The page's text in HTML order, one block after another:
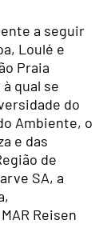
a seguir
Loulé e
Praia
qual se
do
Ambiente, o
e das
de
SA, a
Reisen